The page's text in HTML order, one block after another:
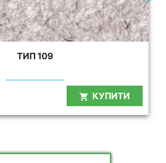
ТИП 109
КУПИТИ